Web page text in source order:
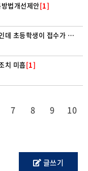
법개선제안[1]
등학생이 접수가 안된다?!
치 미흡[1]
7 8 9 10
글쓰기